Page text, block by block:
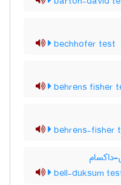
bechhofer test
behrens fisher
behrens-fisher
داکسام
bell-duksum